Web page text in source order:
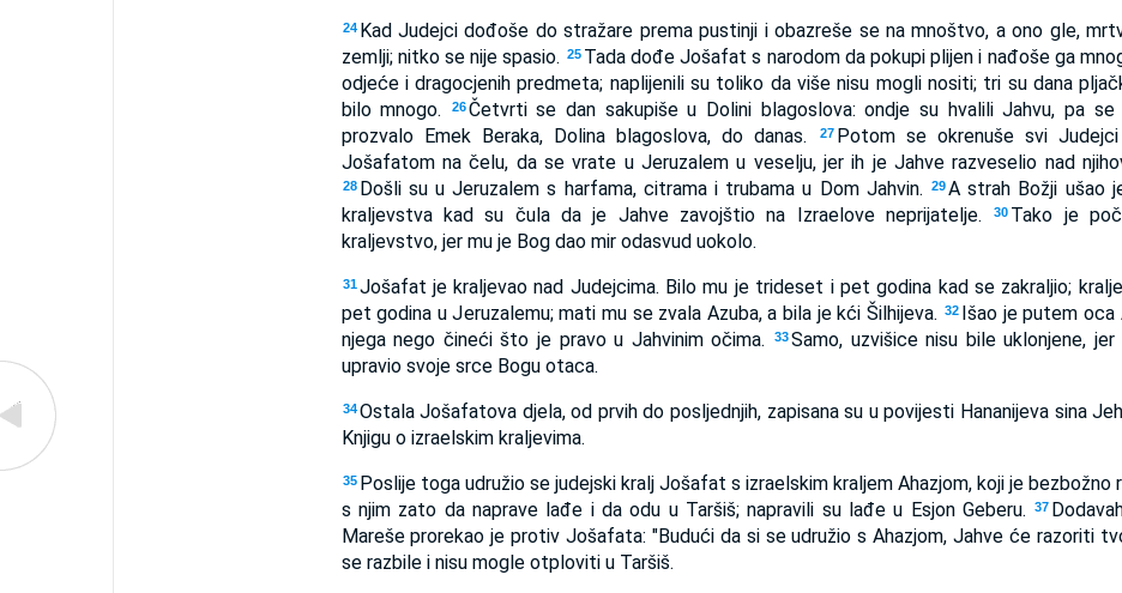
24 Kad Judejci dođoše do stražare prema pustinji i obazreše se na mnoštvo, a ono gle,
zemlji; nitko se nije spasio. 25 Tada dođe Jošafat s narodom da pokupi plijen i nađoše ga
odjeće i dragocjenih predmeta; naplijenili su toliko da više nisu mogli nositi; tri su dana
bilo mnogo.
26Četvrti se dan sakupiše u Dolini blagoslova: ondje su hvalili Jahvu, pa
prozvalo Emek Beraka, Dolina blagoslova, do danas.
27 Potom se okrenuše svi
Jošafatom na čelu, da se vrate u Jeruzalem u veselju, jer ih je Jahve razveselio nad
28 Došli su u Jeruzalem s harfama, citrama i trubama u Dom Jahvin. 29A strah Božji ušao
kraljevstva kad su čula da je Jahve zavojštio na Izraelove neprijatelje.
30 Tako je
kraljevstvo, jer mu je Bog dao mir odasvud uokolo.
31 Jošafat je kraljevao nad Judejcima. Bilo mu je trideset i pet godina kad se zakraljio;
pet godina u Jeruzalemu; mati mu se zvala Azuba, a bila je kći Šilhijeva. 32 Išao je putem oca
njega nego čineći što je pravo u Jahvinim očima.
33Samo, uzvišice nisu bile uklonjene,
upravio svoje srce Bogu otaca.
34 Ostala Jošafatova djela, od prvih do posljednjih, zapisana su u povijesti Hananijeva sina
Knjigu o izraelskim kraljevima.
35 Poslije toga udružio se judejski kralj Jošafat s izraelskim kraljem Ahazjom, koji je bezbožno
s njim zato da naprave lađe i da odu u Taršiš; napravili su lađe u Esjon Geberu.
37
Mareše prorekao je protiv Jošafata: "Budući da si se udružio s Ahazjom, Jahve će razoriti
se razbile i nisu mogle otploviti u Taršiš.